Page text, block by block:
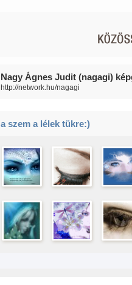
Nagy Ágnes Judit (nagagi)
http://network.hu/nagagi
a szem a lélek tükre:)